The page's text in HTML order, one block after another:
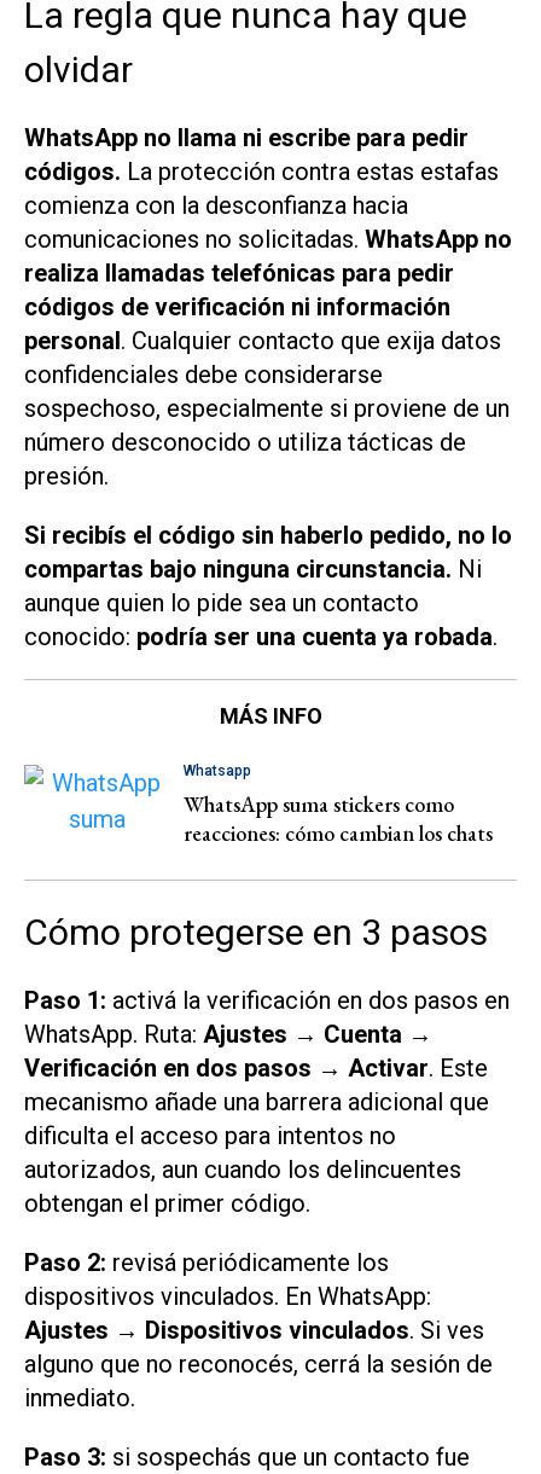
La regla que nunca hay que
olvidar
WhatsApp no llama ni escribe para pedir
códigos. La protección contra estas estafas
comienza con la desconfianza hacia
comunicaciones no solicitadas. WhatsApp no
realiza llamadas telefónicas para pedir
códigos de verificación ni información
personal. Cualquier contacto que exija datos
confidenciales debe considerarse
sospechoso, especialmente si proviene de un
número desconocido o utiliza tácticas de
presión.
Si recibís el código sin haberlo pedido, no lo
compartas bajo ninguna circunstancia. Ni
aunque quien lo pide sea un contacto
conocido: podría ser una cuenta ya robada.
MÁS INFO
Whatsapp
WhatsApp suma stickers como
reacciones: cómo cambian los chats
Cómo protegerse en 3 pasos
Paso 1: activá la verificación en dos pasos en
WhatsApp. Ruta: Ajustes → Cuenta →
Verificación en dos pasos → Activar. Este
mecanismo añade una barrera adicional que
dificulta el acceso para intentos no
autorizados, aun cuando los delincuentes
obtengan el primer código.
Paso 2: revisá periódicamente los
dispositivos vinculados. En WhatsApp:
Ajustes → Dispositivos vinculados. Si ves
alguno que no reconocés, cerrá la sesión de
inmediato.
Paso 3: si sospechás que un contacto fue